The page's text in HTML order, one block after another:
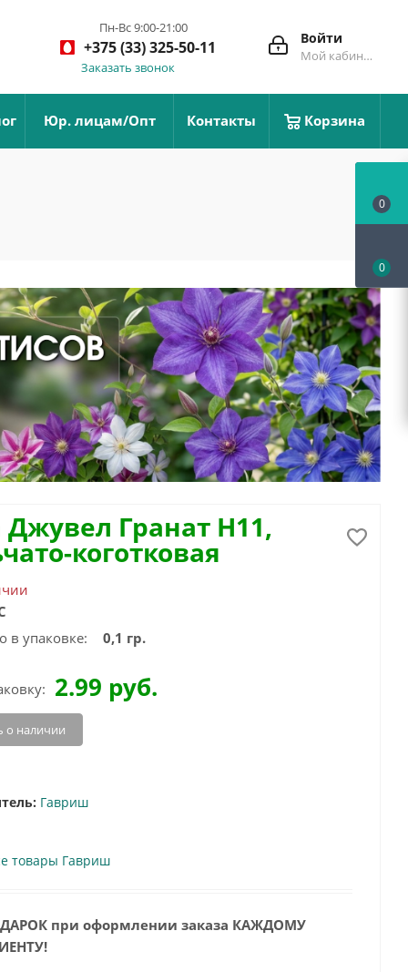
Войти
Мой кабинет
Пн-Вс 9:00-21:00
+375 (33) 325-50-11
Заказать звонок
Юр. лицам/Опт Контакты Корзина
Джувел Гранат Н11,
коготковая
в упаковке:
0,1 гр.
2.99 руб.
о наличии
Гавриш
товары Гавриш
при оформлении заказа КАЖДОМУ
0
0